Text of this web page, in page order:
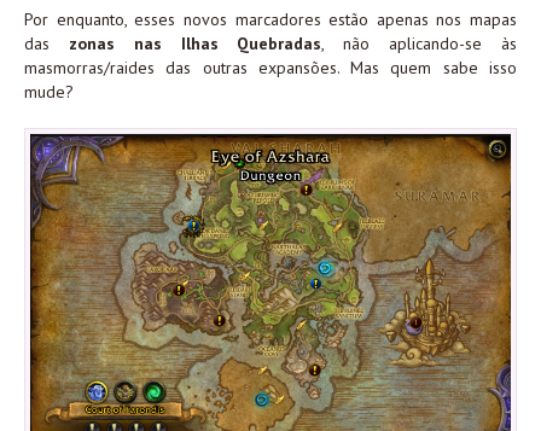
Por enquanto, esses novos marcadores estão apenas nos mapas
das zonas nas Ilhas Quebradas, não aplicando-se às
masmorras/raides das outras expansões. Mas quem sabe isso
mude?